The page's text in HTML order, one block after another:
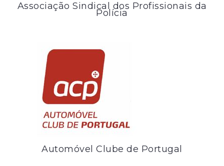
Associação Sindical dos Profissionais da
Polícia
Automóvel Clube de Portugal